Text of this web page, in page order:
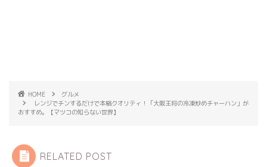
HOME
グルメ
レンジでチンするだけで本格クオリティ！「大阪王将の冷凍炒めチャーハン」が
おすすめ。【マツコの知らない世界】
RELATED POST